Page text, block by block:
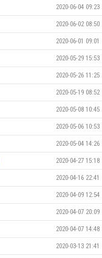
2020-06-04 09:23
2020-06-02 08:50
2020-06-01 09:01
2020-05-29 15:53
2020-05-26 11:25
2020-05-19 08:52
2020-05-08 10:45
2020-05-06 10:53
2020-05-04 14:26
2020-04-27 15:18
2020-04-16 22:41
2020-04-09 12:54
2020-04-07 20:09
2020-04-07 14:48
2020-03-13 21:41